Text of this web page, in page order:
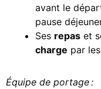
avant le
pause
Ses repas et
charge par
Équipe de portage: